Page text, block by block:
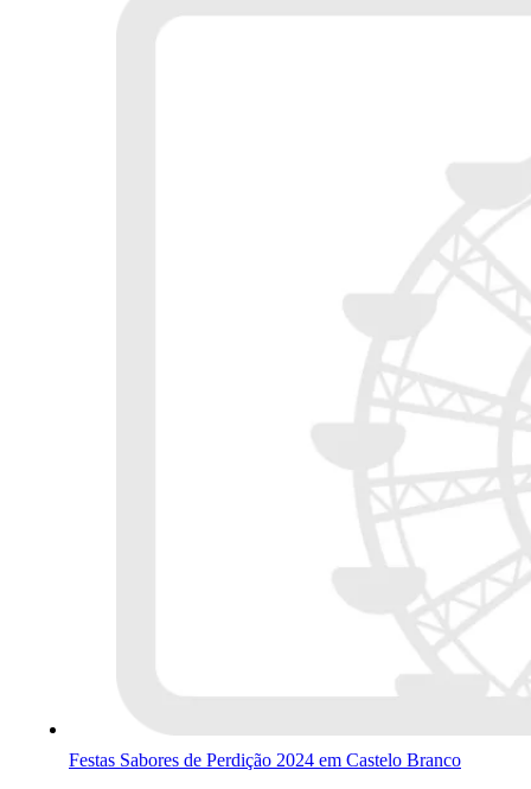
Festas Sabores de Perdição 2024 em Castelo Branco